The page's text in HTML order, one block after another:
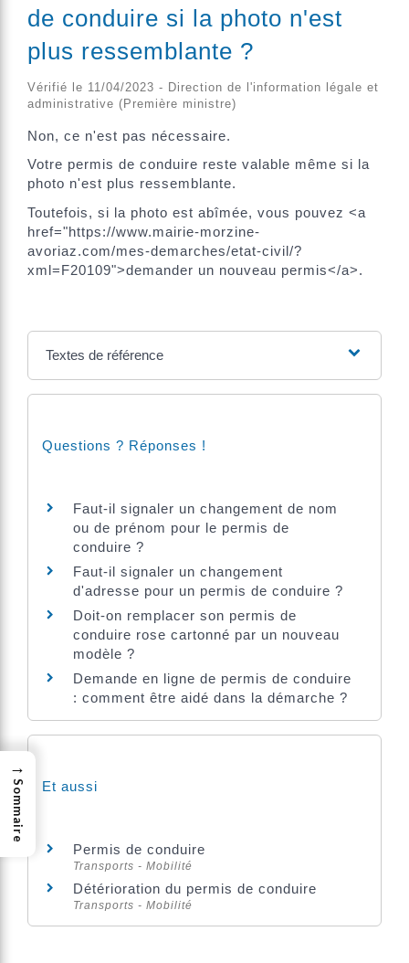
de conduire si la photo n'est
plus ressemblante ?
Vérifié le 11/04/2023 - Direction de l'information légale et
administrative (Première ministre)
Non, ce n'est pas nécessaire.
Votre permis de conduire reste valable même si la
photo n'est plus ressemblante.
Toutefois, si la photo est abîmée, vous pouvez <a
href="https://www.mairie-morzine-
avoriaz.com/mes-demarches/etat-civil/?
xml=F20109">demander un nouveau permis</a>.
Textes de référence
Questions ? Réponses !
Faut-il signaler un changement de nom
ou de prénom pour le permis de
conduire ?
Faut-il signaler un changement
d'adresse pour un permis de conduire ?
Doit-on remplacer son permis de
conduire rose cartonné par un nouveau
modèle ?
Demande en ligne de permis de conduire
: comment être aidé dans la démarche ?
Et aussi
Permis de conduire
Transports - Mobilité
Détérioration du permis de conduire
Transports - Mobilité
→
Sommaire